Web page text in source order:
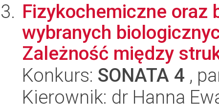
Fizykochemiczne oraz
wybranych
Zależność między
Konkurs: SONATA 4 ,
Kierownik: dr Hanna